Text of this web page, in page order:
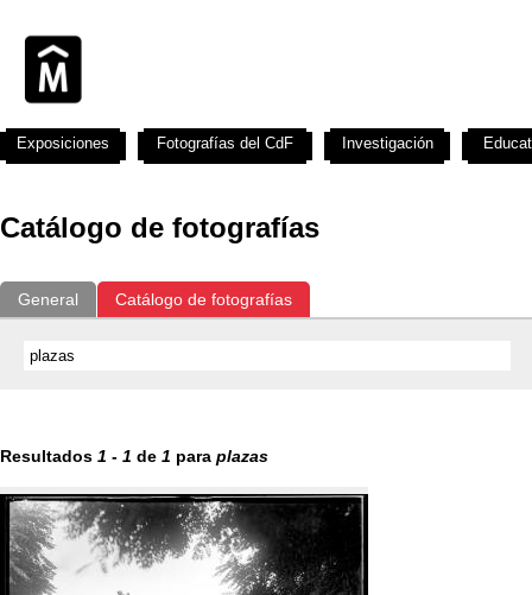
Catálogo de fotografías
General Catálogo de fotografías
Resultados 1 - 1 de 1 para plazas
Exposiciones Fotografías del CdF Investigación